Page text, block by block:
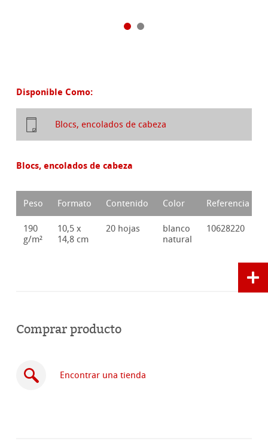
Disponible Como:
Blocs, encolados de cabeza
Blocs, encolados de cabeza
Peso Formato Contenido Color Referencia
190
g/m²
10,5 x
14,8 cm
20 hojas
blanco
natural
10628220
Comprar producto
Encontrar una tienda